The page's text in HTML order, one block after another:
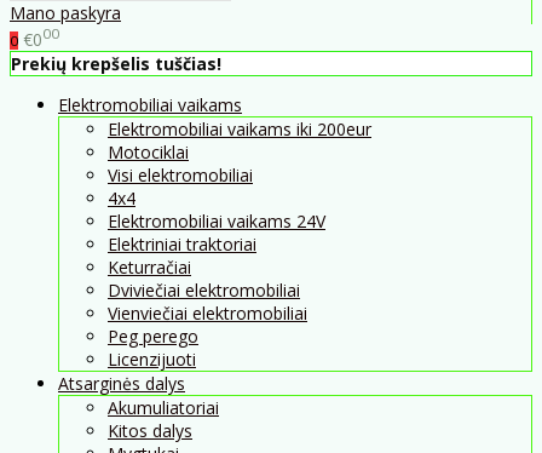
Mano paskyra
0 €000
Prekių krepšelis tuščias!
Elektromobiliai vaikams
Elektromobiliai vaikams iki 200eur
Motociklai
Visi elektromobiliai
4x4
Elektromobiliai vaikams 24V
Elektriniai traktoriai
Keturračiai
Dviviečiai elektromobiliai
Vienviečiai elektromobiliai
Peg perego
Licenzijuoti
Atsarginės dalys
Akumuliatoriai
Kitos dalys